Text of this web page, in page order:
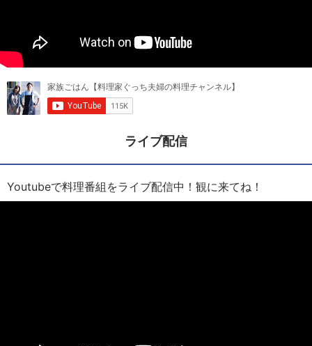
ライブ配信
Youtubeで料理番組をライブ配信中！観に来てね！